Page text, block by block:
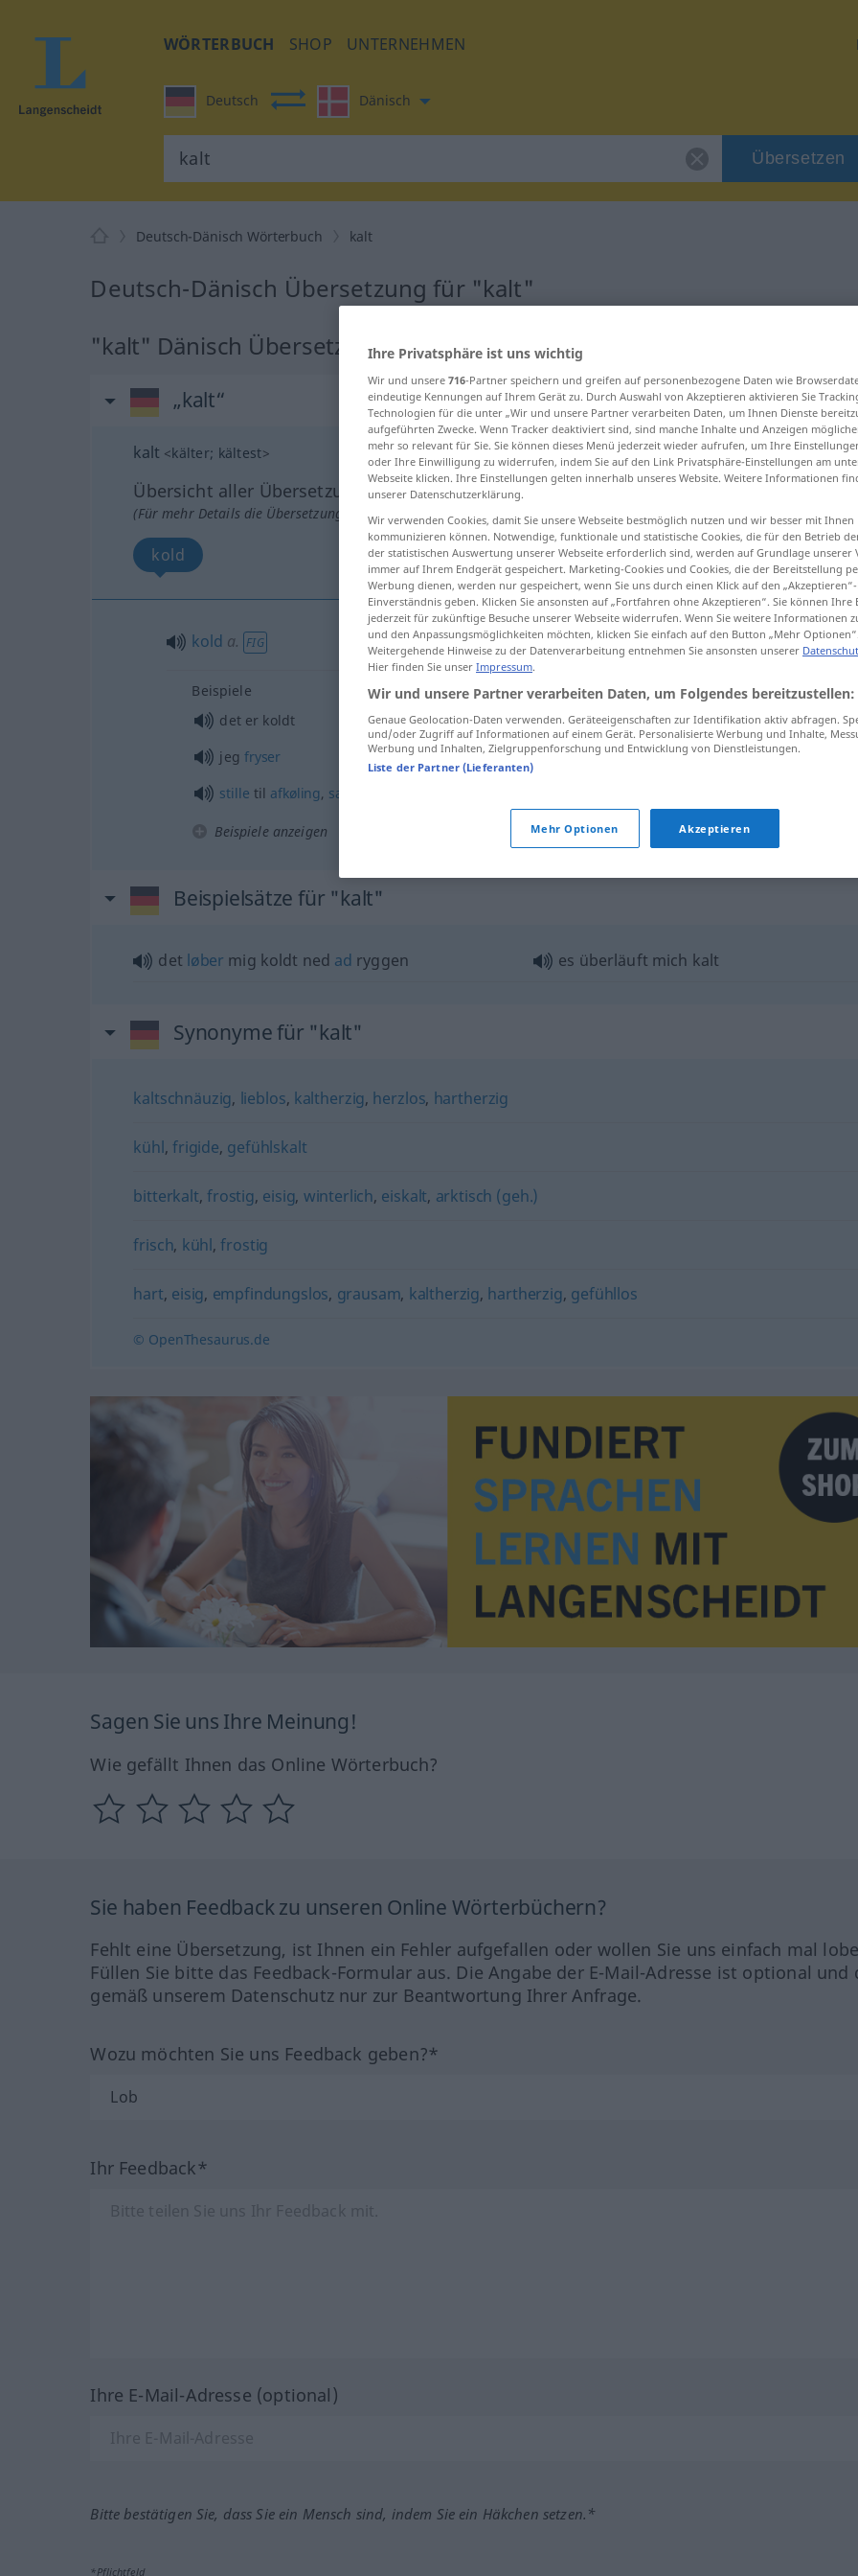
WÖRTERBUCH SHOP UNTERNEHMEN
Deutsch Dänisch
Übersetzen
Deutsch-Dänisch Wörterbuch kalt
Deutsch-Dänisch Übersetzung für "kalt"
"kalt" Dänisch Übersetzung
„kalt“
kalt <kälter; kältest>
Übersicht aller Übersetzungen
(Für mehr Details die Übersetzung anklicken/antippen)
kold
kold a. FIG kalt
Beispiele
det er koldt
es ist kalt
jeg fryser
mir ist kalt
stille til afkøling, sætte
Beispiele anzeigen
Beispielsätze für "kalt"
det løber mig koldt ned ad ryggen es überläuft mich kalt
Synonyme für "kalt"
kaltschnäuzig, lieblos, kaltherzig, herzlos, hartherzig
kühl,frigide, gefühlskalt
bitterkalt,frostig, eisig, winterlich, eiskalt, arktisch (geh.)
frisch, kühl,frostig
hart, eisig, empfindungslos, grausam, kaltherzig, hartherzig, gefühllos
© OpenThesaurus.de
Sagen Sie uns Ihre Meinung!
Wie gefällt Ihnen das Online Wörterbuch?
Sie haben Feedback zu unseren Online Wörterbüchern?
Fehlt eine Übersetzung, ist Ihnen ein Fehler aufgefallen oder wollen Sie uns einfach mal
Füllen Sie bitte das Feedback-Formular aus. Die Angabe der E-Mail-Adresse ist optional und
gemäß unserem Datenschutz nur zur Beantwortung Ihrer Anfrage.
Wozu möchten Sie uns Feedback geben?*
Ihr Feedback*
Ihre E-Mail-Adresse (optional)
Bitte bestätigen Sie, dass Sie ein Mensch sind, indem Sie ein Häkchen setzen.*
*Pflichtfeld
Ihre Privatsphäre ist uns wichtig
Wir und unsere 716-Partner speichern und greifen auf personenbezogene Daten wie
eindeutige Kennungen auf Ihrem Gerät zu. Durch Auswahl von Akzeptieren aktivieren Sie
Technologien für die unter „Wir und unsere Partner verarbeiten Daten, um Ihnen Dienste
aufgeführten Zwecke. Wenn Tracker deaktiviert sind, sind manche Inhalte und Anzeigen
mehr so relevant für Sie. Sie können dieses Menü jederzeit wieder aufrufen, um Ihre
oder Ihre Einwilligung zu widerrufen, indem Sie auf den Link Privatsphäre-Einstellungen am
Webseite klicken. Ihre Einstellungen gelten innerhalb unseres Website. Weitere Informationen
unserer Datenschutzerklärung.
Wir verwenden Cookies, damit Sie unsere Webseite bestmöglich nutzen und wir besser mit Ihnen
kommunizieren können. Notwendige, funktionale und statistische Cookies, die für den Betrieb
der statistischen Auswertung unserer Webseite erforderlich sind, werden auf Grundlage unserer
immer auf Ihrem Endgerät gespeichert. Marketing-Cookies und Cookies, die der Bereitstellung
Werbung dienen, werden nur gespeichert, wenn Sie uns durch einen Klick auf den
Einverständnis geben. Klicken Sie ansonsten auf „Fortfahren ohne Akzeptieren“. Sie können Ihre
jederzeit für zukünftige Besuche unserer Webseite widerrufen. Wenn Sie weitere Informationen
und den Anpassungsmöglichkeiten möchten, klicken Sie einfach auf den Button „Mehr Optionen“.
Weitergehende Hinweise zu der Datenverarbeitung entnehmen Sie ansonsten unserer
Hier finden Sie unser Impressum.
Wir und unsere Partner verarbeiten Daten, um Folgendes bereitzustellen:
Genaue Geolocation-Daten verwenden. Geräteeigenschaften zur Identifikation aktiv abfragen.
und/oder Zugriff auf Informationen auf einem Gerät. Personalisierte Werbung und Inhalte,
Werbung und Inhalten, Zielgruppenforschung und Entwicklung von Dienstleistungen.
Liste der Partner (Lieferanten)
Mehr Optionen Akzeptieren